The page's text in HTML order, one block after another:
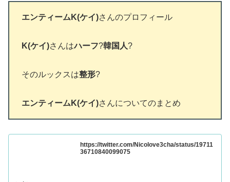
エンティームK(ケイ)さんのプロフィール
K(ケイ)さんはハーフ?韓国人?
そのルックスは整形?
エンティームK(ケイ)さんについてのまとめ
https://twitter.com/Nicolove3cha/status/19711
36710840099075